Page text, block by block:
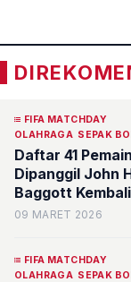
FIFA MATCHDAY
OLAHRAGA SEPAK
Daftar 41
Dipanggil John
Baggott
09 MARET 2026
FIFA MATCHDAY
OLAHRAGA SEPAK